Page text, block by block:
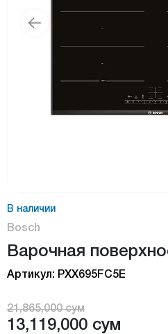
В наличии
Bosch
Bарочная
Артикул: PXX695FC5E
21,865,000 сум
13,119,000 сум